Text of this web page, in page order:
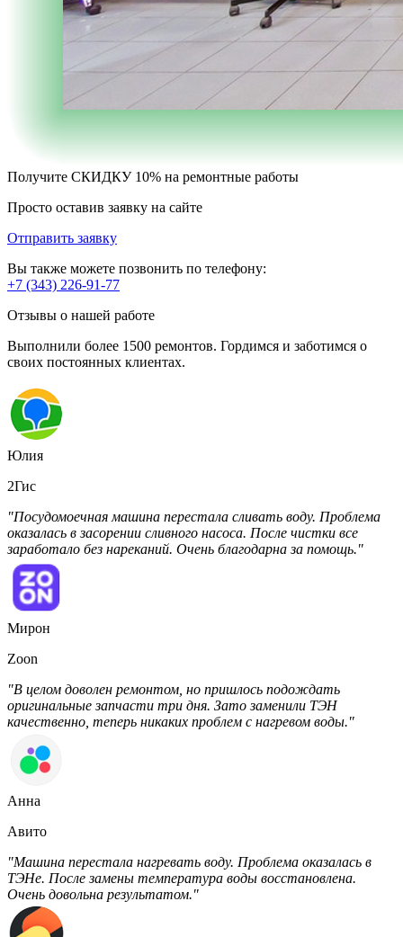
Получите СКИДКУ 10% на ремонтные работы
Просто оставив заявку на сайте
Отправить заявку
Вы также можете позвонить по телефону:
+7 (343) 226-91-77
Отзывы о нашей работе
Выполнили более 1500 ремонтов. Гордимся и заботимся о
своих постоянных клиентах.
Юлия
2Гис
"Посудомоечная машина перестала сливать воду. Проблема
оказалась в засорении сливного насоса. После чистки все
заработало без нареканий. Очень благодарна за помощь."
Мирон
Zoon
"В целом доволен ремонтом, но пришлось подождать
оригинальные запчасти три дня. Зато заменили ТЭН
качественно, теперь никаких проблем с нагревом воды."
Анна
Авито
"Машина перестала нагревать воду. Проблема оказалась в
ТЭНе. После замены температура воды восстановлена.
Очень довольна результатом."